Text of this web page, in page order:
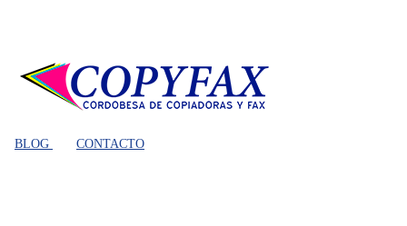
BLOG CONTACTO